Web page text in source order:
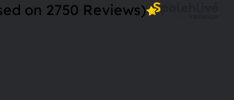
on 2750 Reviews)